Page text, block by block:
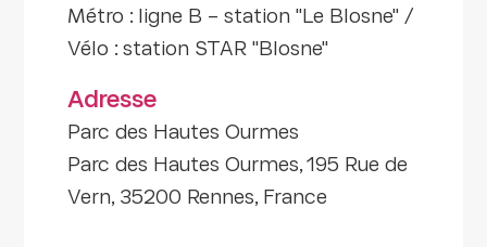
Métro : ligne B – station "Le Blosne" /
Vélo : station STAR "Blosne"
Adresse
Parc des Hautes Ourmes
Parc des Hautes Ourmes, 195 Rue de
Vern, 35200 Rennes, France